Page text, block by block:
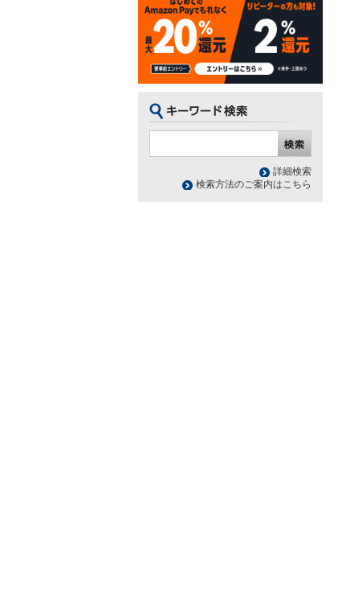
詳細検索
検索方法のご案内はこちら